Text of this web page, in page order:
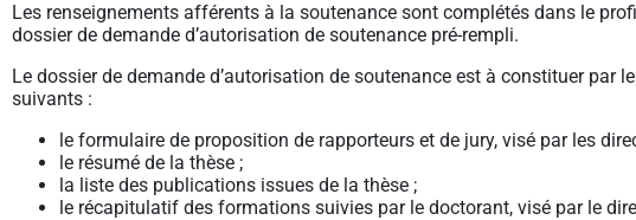
Les renseignements afférents à la soutenance sont complétés dans le
dossier de demande d’autorisation de soutenance pré-rempli.
Le dossier de demande d’autorisation de soutenance est à constituer
suivants :
le formulaire de proposition de rapporteurs et de jury, visé par les
le résumé de la thèse ;
la liste des publications issues de la thèse ;
le récapitulatif des formations suivies par le doctorant, visé par le